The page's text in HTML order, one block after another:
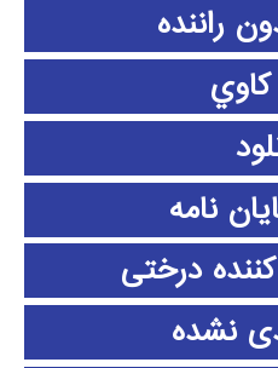
راننده
كاوي
نامه
درختی
نشده